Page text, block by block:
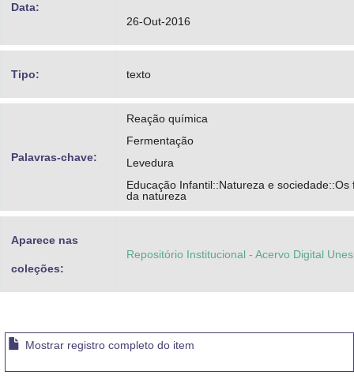
Data:
26-Out-2016
Tipo: texto
Palavras-chave:
Reação química
Fermentação
Levedura
Educação Infantil::Natureza e sociedade::Os
da natureza
Aparece nas
coleções:
Repositório Institucional - Acervo Digital
Mostrar registro completo do item